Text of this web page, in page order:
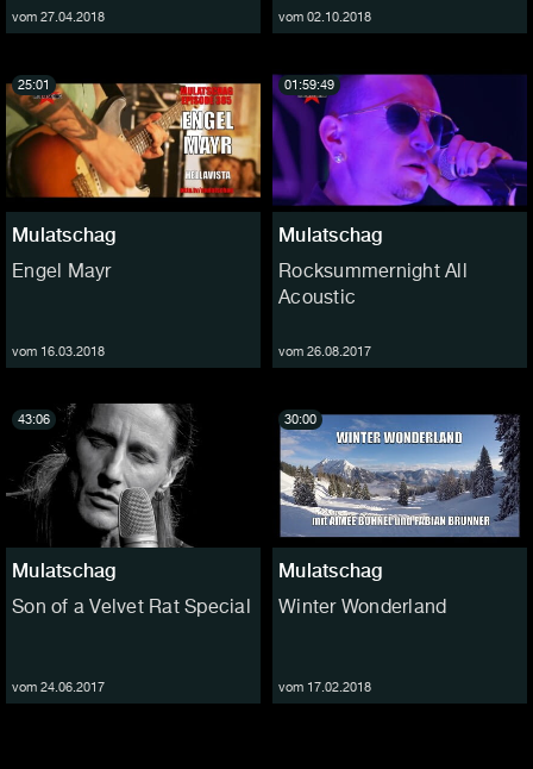
vom 27.04.2018 vom 02.10.2018
Mulatschag
Engel Mayr
vom 16.03.2018
25:01
Mulatschag
Rocksummernight All
Acoustic
vom 26.08.2017
01:59:49
Mulatschag
Son of a Velvet Rat Special
vom 24.06.2017
43:06
Mulatschag
Winter Wonderland
vom 17.02.2018
30:00